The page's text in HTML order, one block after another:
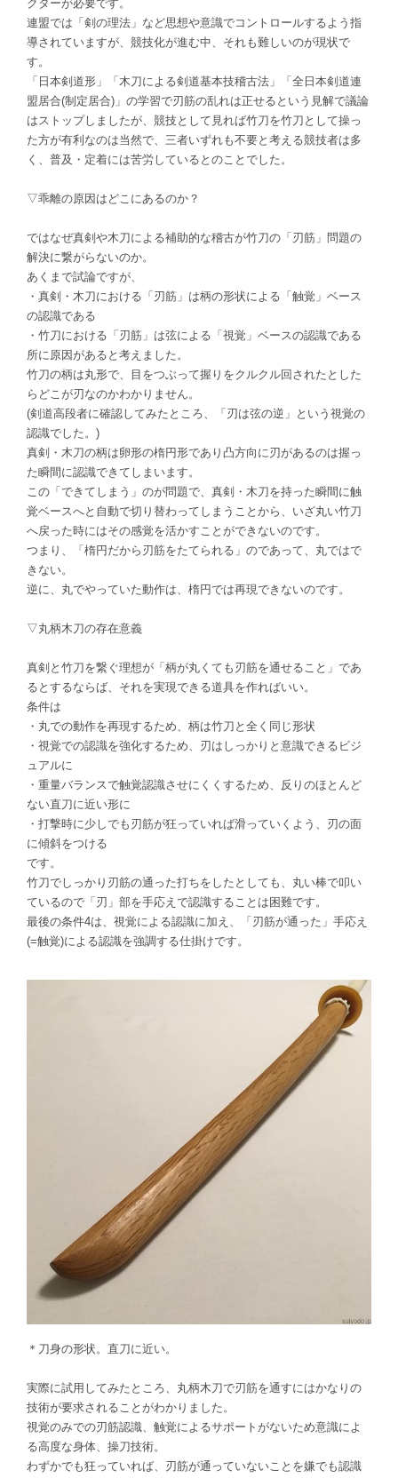
クターが必要です。
連盟では「剣の理法」など思想や意識でコントロールするよう指
導されていますが、競技化が進む中、それも難しいのが現状で
す。
「日本剣道形」「木刀による剣道基本技稽古法」「全日本剣道連
盟居合(制定居合)」の学習で刃筋の乱れは正せるという見解で議論
はストップしましたが、競技として見れば竹刀を竹刀として操っ
た方が有利なのは当然で、三者いずれも不要と考える競技者は多
く、普及・定着には苦労しているとのことでした。
▽乖離の原因はどこにあるのか？
ではなぜ真剣や木刀による補助的な稽古が竹刀の「刃筋」問題の
解決に繋がらないのか。
あくまで試論ですが、
・真剣・木刀における「刃筋」は柄の形状による「触覚」ベース
の認識である
・竹刀における「刃筋」は弦による「視覚」ベースの認識である
所に原因があると考えました。
竹刀の柄は丸形で、目をつぶって握りをクルクル回されたとした
らどこが刃なのかわかりません。
(剣道高段者に確認してみたところ、「刃は弦の逆」という視覚の
認識でした。)
真剣・木刀の柄は卵形の楕円形であり凸方向に刃があるのは握っ
た瞬間に認識できてしまいます。
この「できてしまう」のが問題で、真剣・木刀を持った瞬間に触
覚ベースへと自動で切り替わってしまうことから、いざ丸い竹刀
へ戻った時にはその感覚を活かすことができないのです。
つまり、「楕円だから刃筋をたてられる」のであって、丸ではで
きない。
逆に、丸でやっていた動作は、楕円では再現できないのです。
▽丸柄木刀の存在意義
真剣と竹刀を繋ぐ理想が「柄が丸くても刃筋を通せること」であ
るとするならば、それを実現できる道具を作ればいい。
条件は
・丸での動作を再現するため、柄は竹刀と全く同じ形状
・視覚での認識を強化するため、刃はしっかりと意識できるビジ
ュアルに
・重量バランスで触覚認識させにくくするため、反りのほとんど
ない直刀に近い形に
・打撃時に少しでも刃筋が狂っていれば滑っていくよう、刃の面
に傾斜をつける
です。
竹刀でしっかり刃筋の通った打ちをしたとしても、丸い棒で叩い
ているので「刃」部を手応えで認識することは困難です。
最後の条件4は、視覚による認識に加え、「刃筋が通った」手応え
(=触覚)による認識を強調する仕掛けです。
＊刀身の形状。直刀に近い。
実際に試用してみたところ、丸柄木刀で刃筋を通すにはかなりの
技術が要求されることがわかりました。
視覚のみでの刃筋認識、触覚によるサポートがないため意識によ
る高度な身体、操刀技術。
わずかでも狂っていれば、刃筋が通っていないことを嫌でも認識